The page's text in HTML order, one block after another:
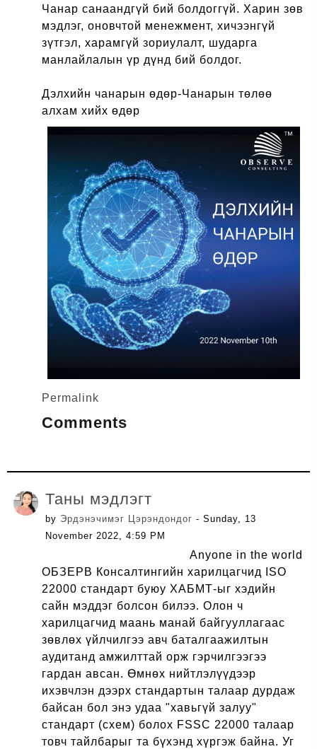
Чанар санаандгүй бий болдоггүй. Харин зөв
мэдлэг, оновчтой менежмент, хичээнгүй
зүтгэл, харамгүй зориулалт, шударга
манлайлалын үр дүнд бий болдог.
Дэлхийн чанарын өдөр-Чанарын төлөө
алхам хийх өдөр
Permalink
Comments
Таны мэдлэгт
by Эрдэнэчимэг Цэрэндондог - Sunday, 13
November 2022, 4:59 PM
Anyone in the world
ОБЗЕРВ Консалтингийн харилцагчид ISO
22000 стандарт буюу ХАБМТ-ыг хэдийн
сайн мэддэг болсон билээ. Олон ч
харилцагчид маань манай байгууллагаас
зөвлөх үйлчилгээ авч баталгаажилтын
аудитанд амжилттай орж гэрчилгээгээ
гардан авсан. Өмнөх нийтлэлүүдээр
ихэвчлэн дээрх стандартын талаар дурдаж
байсан бол энэ удаа "хавьгүй залуу"
стандарт (схем) болох FSSC 22000 талаар
товч тайлбарыг та бүхэнд хүргэж байна. Уг